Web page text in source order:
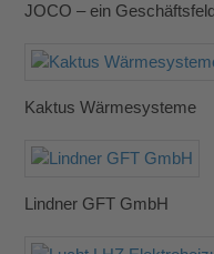
JOCO – ein
Kaktus Wärmesysteme
Lindner GFT GmbH